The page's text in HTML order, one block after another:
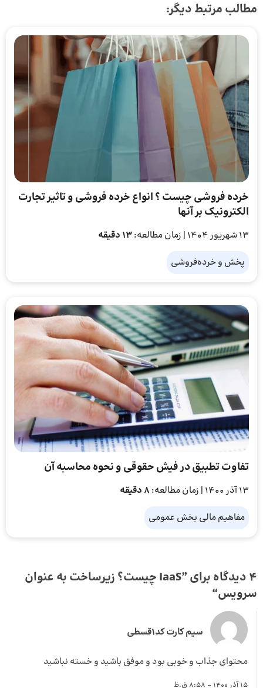
مطالب مرتبط دیگر:
خرده‌ فروشی چیست ؟ انواع خرده فروشی و تاثیر تجارت
الکترونیک بر آنها
13 شهریور 1404 | زمان مطالعه:13 دقیقه
پخش و خرده‌فروشی
تفاوت تطبیق در فیش حقوقی و نحوه محاسبه آن
13 آذر 1400 | زمان مطالعه: 8 دقیقه
مفاهیم مالی بخش عمومی
4 دیدگاه برای ”
IaaS چیست؟ زیرساخت به‌ عنوان
سرویس“
سیم کارت کد1قسطی
محتوای جذاب و خوبی بود و موفق باشید و خسته نباشید
15 آذر 1400 - 8:58 ق.ظ